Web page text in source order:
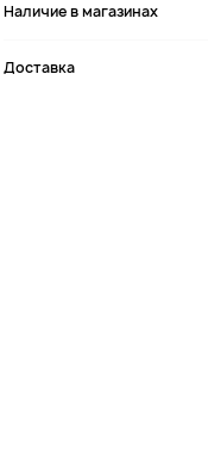
Наличие в магазинах
Доставка